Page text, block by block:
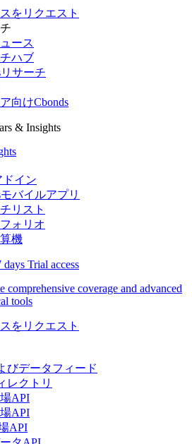
をリクエスト
ース
ハブ
リサーチ
向けCbonds
& Insights
ドイン
モバイルアプリ
リスト
ォリオ
機
days Trial access
comprehensive coverage and advanced
tools
をリクエスト
びデータフィード
レクトリ
API
API
API